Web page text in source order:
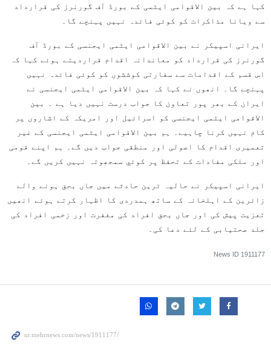
کہا ہے کہ بین الاقوامی ایٹمی کے بورڈ آف گورنرز کی قرارداد
سے ویانا مذاکرات کو کوئی فائدہ نہیں پہنچے گا۔
ایرانی اسپیکر نے بین الاقوامی ایٹمی ایجنسی کے بورڈ آف
گورنرز کی قرارداد کو معاندانہ اقدام قراردیتے ہوئے کہا کہ
اس قسم کے اقدامات سے سفارتی کوششوں کو کوئی فائدہ نہیں
پہنچے گا۔ انھوں نے کہا کہ بین الاقوامی ایٹمی ایجنسی نے
ایران کے بھر پور تعاون کا جواب درست نہیں دیا ہے ۔ بین
الاقوامی ایٹمی ایجنسی کو اسرائیل اور امریکہ کے اشاروں پر
کام نہیں کرنا چاہیے۔ ہم بین الاقوامی ایٹمی ایجنسی کے غیر
تعمیری اقدام کا اصولی اور منطقی جواب دیں گے۔ ہم اپنے قومی
اور ملکی مفادات کے تحفظ پر کوئي سمجھوتہ نہیں کریں گے۔
ایرانی اسپیکر نے حالیہ ٹرین حادثے میں جاں بحق ہونے والے
زائرین کے اہلخانہ کے ساتھ ہمدردی کا اظہار کرتے ہوئے انھیں
تعزیت پیش کی اور جاں بحق افراد کی مغفرت اور زخمی افراد کی
جلد صحتیابی کے لئے دعا کی۔
News ID 1911177